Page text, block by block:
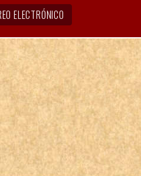
ELECTRÓNICO